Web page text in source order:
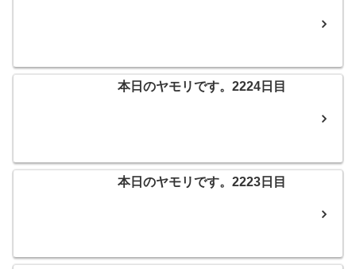
本日のヤモリです。2224日目
本日のヤモリです。2223日目